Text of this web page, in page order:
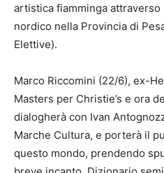
artistica fiamminga
nordico nella Provincia di
Elettive).
Marco Riccomini (22/6), ex-
Masters per Christie’s e ora
dialogherà con Ivan
Marche Cultura, e porterà il
questo mondo, prendendo